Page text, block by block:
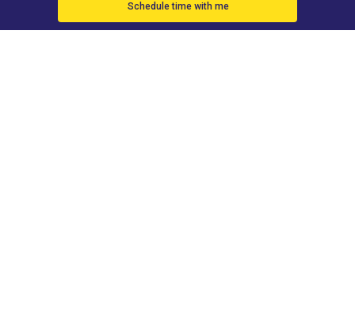
Schedule time with me
La guerra en